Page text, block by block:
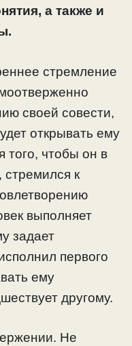
а также и
стремление
своей совести,
открывать ему
того, чтобы он в
к
выполняет
задает
первого
ему
другому.
Не